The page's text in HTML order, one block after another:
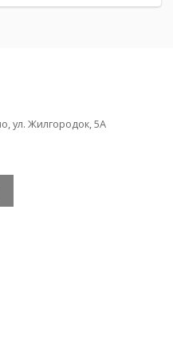
ул. Жилгородок, 5А